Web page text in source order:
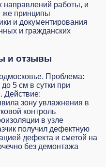
направлений работы, и
же принципы
и документирования
и гражданских
и отзывы
Проблема:
5 см в сутки при
Действие:
зону увлажнения в
контроль
в узле
получил дефектную
дефекта и сметой на
без демонтажа